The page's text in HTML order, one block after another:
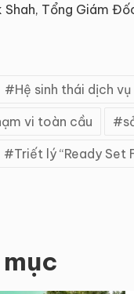
Shah, Tổng Giám
Hệ sinh thái dịch vụ
vi toàn cầu
Triết lý “Ready Set